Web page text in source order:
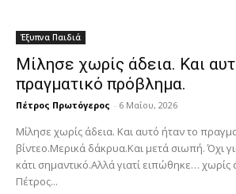
Έξυπνα Παιδιά
Μίλησε χωρίς άδεια. Και
πραγματικό πρόβλημα.
Πέτρος Πρωτόγερος - 6 Μαΐου, 2026
Μίλησε χωρίς άδεια. Και αυτό ήταν το
βίντεο.Μερικά δάκρυα.Και μετά σιωπή. Όχι
κάτι σημαντικό.Αλλά γιατί ειπώθηκε… χωρίς
Πέτρος...